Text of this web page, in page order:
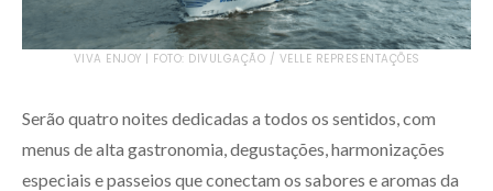
VIVA ENJOY | FOTO: DIVULGAÇÃO / VELLE REPRESENTAÇÕES
Serão quatro noites dedicadas a todos os sentidos, com
menus de alta gastronomia, degustações, harmonizações
especiais e passeios que conectam os sabores e aromas da